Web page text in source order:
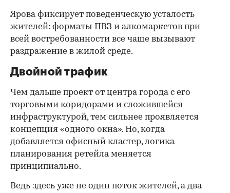
Ярова фиксирует поведенческую усталость
жителей: форматы ПВЗ и алкомаркетов при
всей востребованности все чаще вызывают
раздражение в жилой среде.
Двойной трафик
Чем дальше проект от центра города с его
торговыми коридорами и сложившейся
инфраструктурой, тем сильнее проявляется
концепция «одного окна». Но, когда
добавляется офисный кластер, логика
планирования ретейла меняется
принципиально.
Ведь здесь уже не один поток жителей, а два